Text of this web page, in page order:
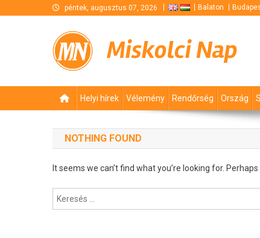
péntek, augusztus 07, 2026 Balaton
Miskolci Nap
Helyi hírek Vélemény Rendőrség Ország
NOTHING FOUND
It seems we can’t find what you’re looking for.
Keresés: